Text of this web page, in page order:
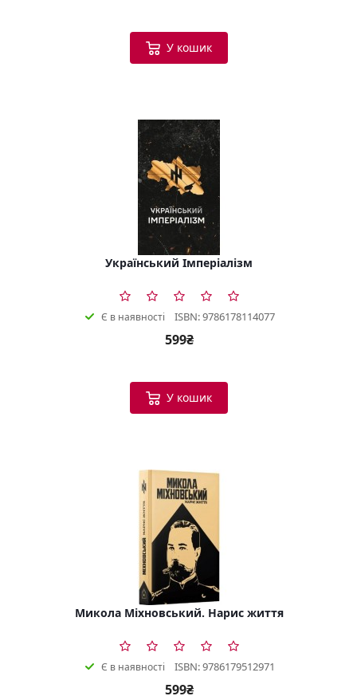
У кошик
Український Імперіалізм
Є в наявності ISBN: 9786178114077
599₴
У кошик
Микола Міхновський. Нарис життя
Є в наявності ISBN: 9786179512971
599₴